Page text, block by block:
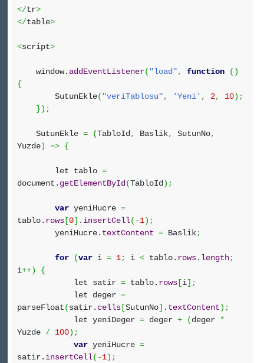
</tr>
</table>
<script>
window. addEventListener( "load", function ( )
{
SutunEkle( "veriTablosu", 'Yeni' , 2, 10) ;
}) ;
SutunEkle = (TabloId, Baslik, SutunNo,
Yuzde) => {
let tablo =
document. getElementById(TabloId) ;
var yeniHucre =
tablo. rows [0] . insertCell( -1) ;
yeniHucre. textContent = Baslik;
for (var i = 1; i < tablo. rows. length;
i++)
{
let satir = tablo. rows [i] ;
let deger =
parseFloat(satir. cells [SutunNo] . textContent) ;
let yeniDeger = deger + (deger *
Yuzde / 100) ;
var yeniHucre =
satir. insertCell( -1) ;